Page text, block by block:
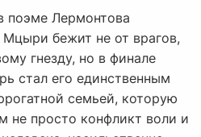
поэме Лермонтова
бежит не от врагов,
гнезду, но в финале
стал его единственным
семьей, которую
не просто конфликт воли и